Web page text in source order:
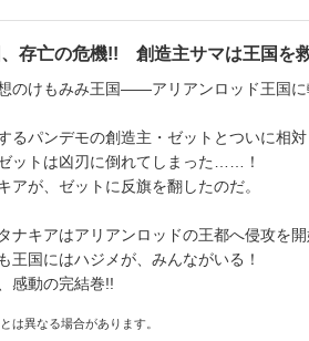
存亡の危機!! 創造主サマは王国を
のけもみみ王国――アリアンロッド王国に
るパンデモの創造主・ゼットとついに相対
ットは凶刃に倒れてしまった……！
アが、ゼットに反旗を翻したのだ。
ナキアはアリアンロッドの王都へ侵攻を開
国にはハジメが、みんながいる！
感動の完結巻!!
は異なる場合があります。